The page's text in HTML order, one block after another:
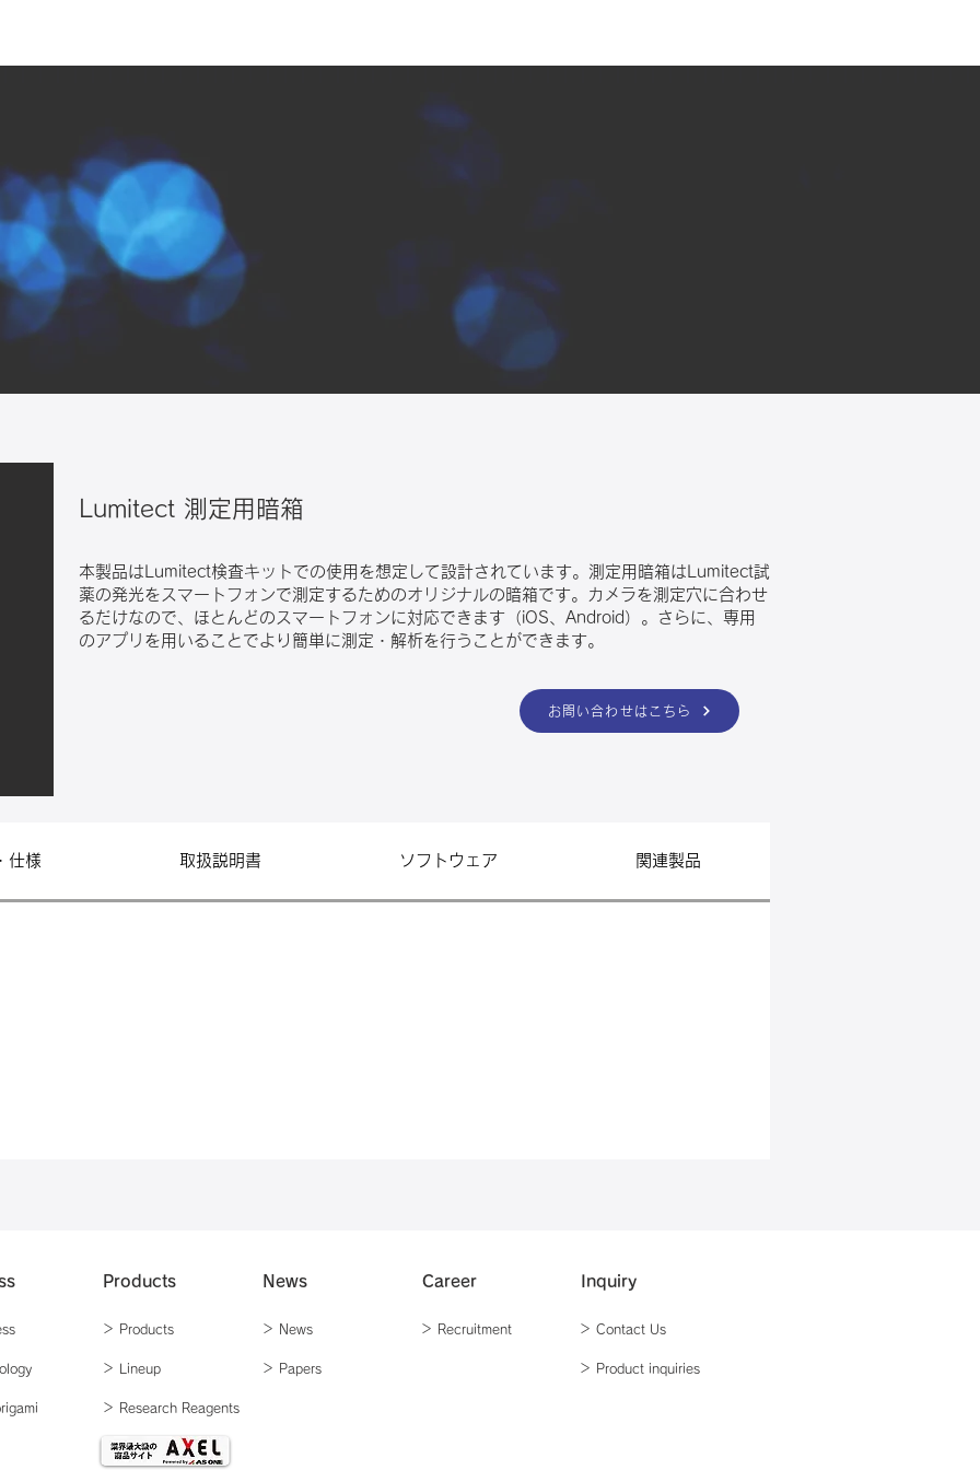
Lumitect 測定用暗箱
本製品はLumitect検査キットでの使用を想定して設計されています。測定用暗箱はLumitect試
薬の発光をスマートフォンで測定するためのオリジナルの暗箱です。カメラを測定穴に合わせ
るだけなので、ほとんどのスマートフォンに対応できます（iOS、Android）。さらに、専用
のアプリを用いることでより簡単に測定・解析を行うことができます。
お問い合わせはこちら
仕様 取扱説明書 ソフトウェア 関連製品
Products News Career Inquiry
＞ Products
＞ Lineup
＞ Research Reagents
＞ News
＞ Papers
＞ Recruitment ＞ Contact Us
＞ Product inquiries